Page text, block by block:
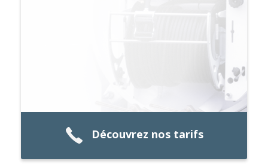
Découvrez nos tarifs